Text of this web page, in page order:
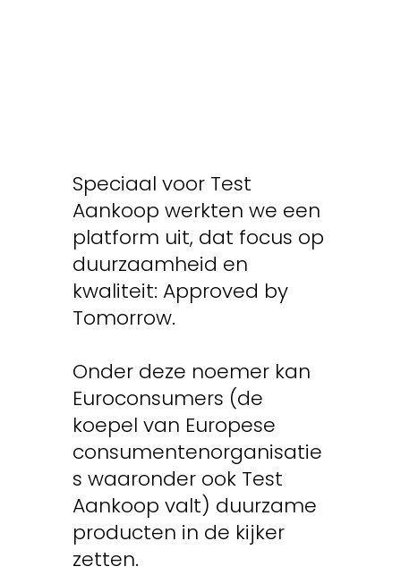
Speciaal voor Test
Aankoop werkten we een
platform uit, dat focus op
duurzaamheid en
kwaliteit: Approved by
Tomorrow.
Onder deze noemer kan
Euroconsumers (de
koepel van Europese
consumentenorganisatie
s waaronder ook Test
Aankoop valt) duurzame
producten in de kijker
zetten.